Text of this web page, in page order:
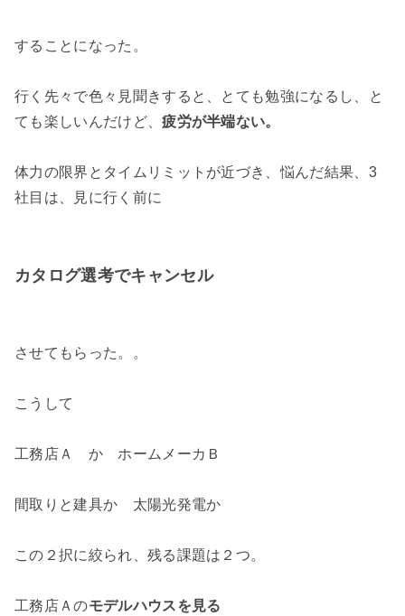
することになった。
行く先々で色々見聞きすると、とても勉強になるし、と
ても楽しいんだけど、疲労が半端ない。
体力の限界とタイムリミットが近づき、悩んだ結果、3
社目は、見に行く前に
カタログ選考でキャンセル
させてもらった。。
こうして
工務店Ａ か ホームメーカＢ
間取りと建具か 太陽光発電か
この２択に絞られ、残る課題は２つ。
工務店Ａのモデルハウスを見る